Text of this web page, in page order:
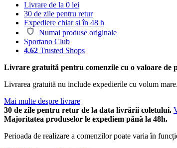
Livrare de la 0 lei
30 de zile pentru retur
Expediere chiar și în 48 h
Numai produse originale
Sportano Club
4.62 Trusted Shops
Livrare gratuită pentru comenzile cu o valoare de
Livrarea gratuită nu include expedierile cu volum mare.
Mai multe despre livrare
30 de zile pentru retur de la data livrării coletului.
Majoritatea produselor le expediem până la 48h.
Perioada de realizare a comenzilor poate varia în